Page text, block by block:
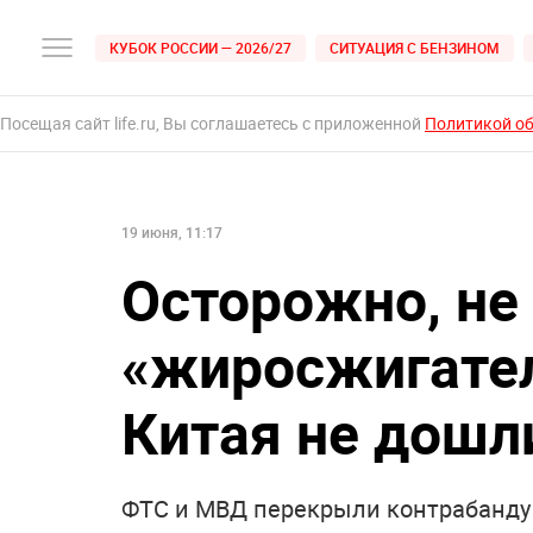
КУБОК РОССИИ — 2026/27 СИТУАЦИЯ С БЕНЗИНОМ
Посещая сайт life.ru, Вы соглашаетесь с приложенной Политикой
19 июня, 11:17
Осторожно,
Китая не
ФТС и МВД перекрыли